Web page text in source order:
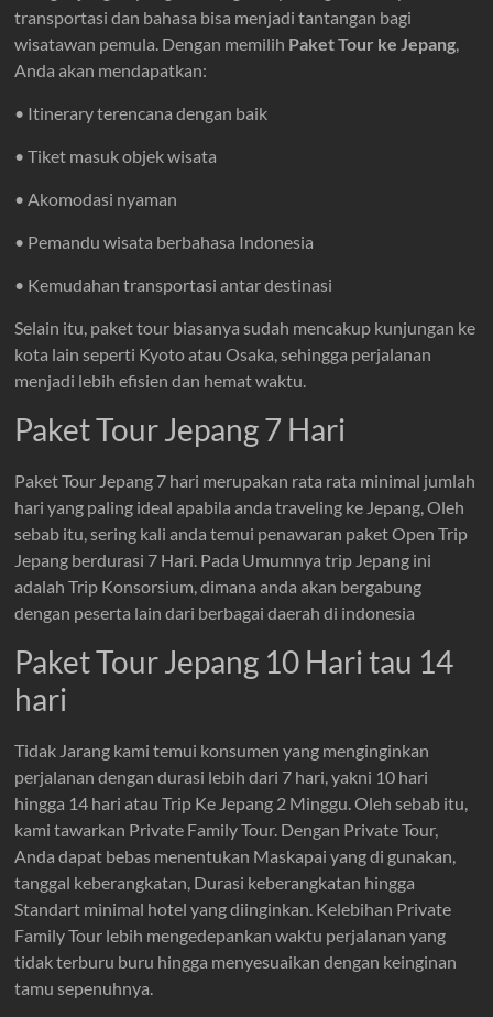
transportasi dan bahasa bisa menjadi tantangan bagi
wisatawan pemula. Dengan memilih Paket Tour ke Jepang,
Anda akan mendapatkan:
• Itinerary terencana dengan baik
• Tiket masuk objek wisata
• Akomodasi nyaman
• Pemandu wisata berbahasa Indonesia
• Kemudahan transportasi antar destinasi
Selain itu, paket tour biasanya sudah mencakup kunjungan ke
kota lain seperti Kyoto atau Osaka, sehingga perjalanan
menjadi lebih efisien dan hemat waktu.
Paket Tour Jepang 7 Hari
Paket Tour Jepang 7 hari merupakan rata rata minimal jumlah
hari yang paling ideal apabila anda traveling ke Jepang, Oleh
sebab itu, sering kali anda temui penawaran paket Open Trip
Jepang berdurasi 7 Hari. Pada Umumnya trip Jepang ini
adalah Trip Konsorsium, dimana anda akan bergabung
dengan peserta lain dari berbagai daerah di indonesia
Paket Tour Jepang 10 Hari tau 14
hari
Tidak Jarang kami temui konsumen yang menginginkan
perjalanan dengan durasi lebih dari 7 hari, yakni 10 hari
hingga 14 hari atau Trip Ke Jepang 2 Minggu. Oleh sebab itu,
kami tawarkan Private Family Tour. Dengan Private Tour,
Anda dapat bebas menentukan Maskapai yang di gunakan,
tanggal keberangkatan, Durasi keberangkatan hingga
Standart minimal hotel yang diinginkan. Kelebihan Private
Family Tour lebih mengedepankan waktu perjalanan yang
tidak terburu buru hingga menyesuaikan dengan keinginan
tamu sepenuhnya.